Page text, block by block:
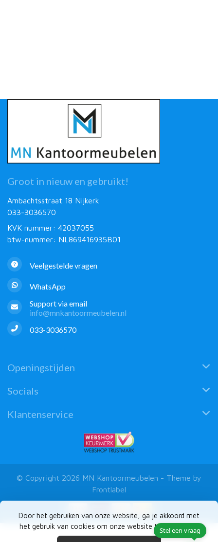
Door het gebruiken van onze website, ga je akkoord met
het gebruik van cookies om onze website te verbeteren.
Groot in nieuw en gebruikt!
Ambachtsstraat 18 Nijkerk
033-3036570
KVK nummer: 42037055
btw-nummer: NL869416935B01
Veelgestelde vragen
WhatsApp
Support via email
info@mnkantoormeubelen.nl
033-3036570
Openingstijden
Socials
Klantenservice
© Copyright 2026 MN Kantoormeubelen - Theme by
Frontlabel
Stel een vraag